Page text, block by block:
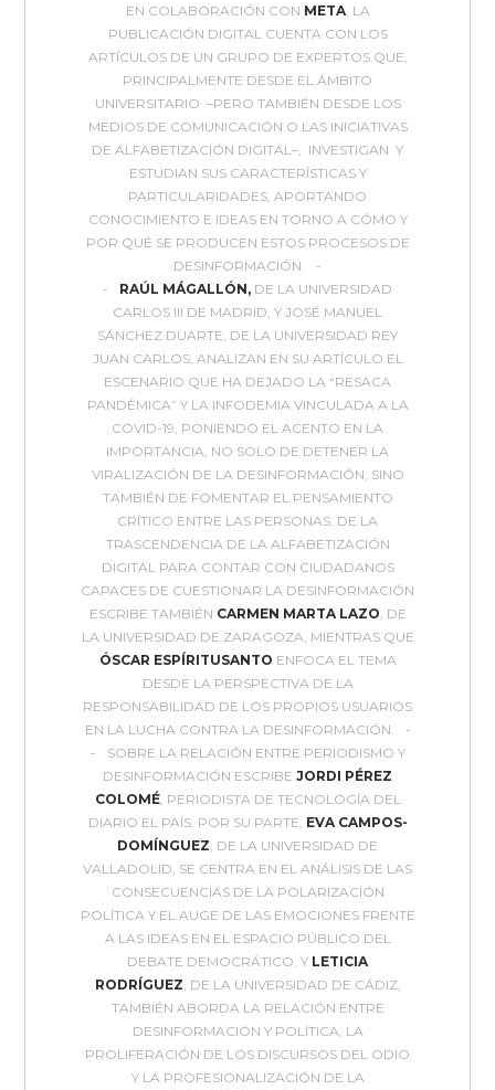
EN COLABORACIÓN CON META, LA
PUBLICACIÓN DIGITAL CUENTA CON LOS
ARTÍCULOS DE UN GRUPO DE EXPERTOS QUE,
PRINCIPALMENTE DESDE EL ÁMBITO
UNIVERSITARIO –PERO TAMBIÉN DESDE LOS
MEDIOS DE COMUNICACIÓN O LAS INICIATIVAS
DE ALFABETIZACIÓN DIGITAL–, INVESTIGAN Y
ESTUDIAN SUS CARACTERÍSTICAS Y
PARTICULARIDADES, APORTANDO
CONOCIMIENTO E IDEAS EN TORNO A CÓMO Y
POR QUÉ SE PRODUCEN ESTOS PROCESOS DE
DESINFORMACIÓN.
RAÚL MÁGALLÓN, DE LA UNIVERSIDAD
CARLOS III DE MADRID, Y JOSÉ MANUEL
SÁNCHEZ DUARTE, DE LA UNIVERSIDAD REY
JUAN CARLOS, ANALIZAN EN SU ARTÍCULO EL
ESCENARIO QUE HA DEJADO LA “RESACA
PANDÉMICA” Y LA INFODEMIA VINCULADA A LA
COVID-19, PONIENDO EL ACENTO EN LA
IMPORTANCIA, NO SOLO DE DETENER LA
VIRALIZACIÓN DE LA DESINFORMACIÓN, SINO
TAMBIÉN DE FOMENTAR EL PENSAMIENTO
CRÍTICO ENTRE LAS PERSONAS. DE LA
TRASCENDENCIA DE LA ALFABETIZACIÓN
DIGITAL PARA CONTAR CON CIUDADANOS
CAPACES DE CUESTIONAR LA DESINFORMACIÓN
ESCRIBE TAMBIÉN CARMEN MARTA LAZO , DE
LA UNIVERSIDAD DE ZARAGOZA, MIENTRAS QUE
ÓSCAR ESPÍRITUSANTO ENFOCA EL TEMA
DESDE LA PERSPECTIVA DE LA
RESPONSABILIDAD DE LOS PROPIOS USUARIOS
EN LA LUCHA CONTRA LA DESINFORMACIÓN.
SOBRE LA RELACIÓN ENTRE PERIODISMO Y
DESINFORMACIÓN ESCRIBE JORDI PÉREZ
COLOMÉ, PERIODISTA DE TECNOLOGÍA DEL
DIARIO EL PAÍS. POR SU PARTE, EVA CAMPOS-
DOMÍNGUEZ , DE LA UNIVERSIDAD DE
VALLADOLID, SE CENTRA EN EL ANÁLISIS DE LAS
CONSECUENCIAS DE LA POLARIZACIÓN
POLÍTICA Y EL AUGE DE LAS EMOCIONES FRENTE
A LAS IDEAS EN EL ESPACIO PÚBLICO DEL
DEBATE DEMOCRÁTICO. Y LETICIA
RODRÍGUEZ , DE LA UNIVERSIDAD DE CÁDIZ,
TAMBIÉN ABORDA LA RELACIÓN ENTRE
DESINFORMACIÓN Y POLÍTICA, LA
PROLIFERACIÓN DE LOS DISCURSOS DEL ODIO
Y LA PROFESIONALIZACIÓN DE LA